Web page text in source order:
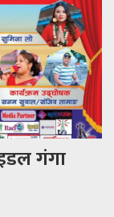
गंगा